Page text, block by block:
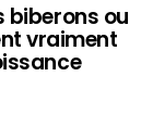
biberons ou
vraiment